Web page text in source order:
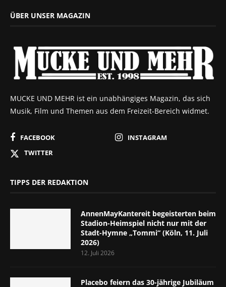
ÜBER UNSER MAGAZIN
MUCKE UND MEHR ist ein unabhängiges Magazin, das sich
Musik, Film und Themen aus dem Freizeit-Bereich widmet.
FACEBOOK
INSTAGRAM
TWITTER
TIPPS DER REDAKTION
AnnenMayKantereit begeisterten beim
Stadion-Heimspiel nicht nur mit der
Stadt-Hymne „Tommi“ (Köln, 11. Juli
2026)
12. Juli 2026
Placebo feiern das 30-jährige Jubiläum